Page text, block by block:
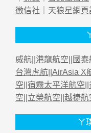
徵信社 ｜天狼星網
威航|| 港龍航空 國
台灣虎航 AirAsia X
空 宿霧太平洋航空
空 立榮航空 越捷航
ㄚ